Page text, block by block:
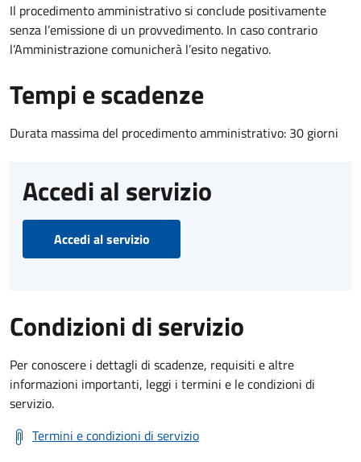
Il procedimento amministrativo si conclude positivamente
senza l’emissione di un provvedimento. In caso contrario
l’Amministrazione comunicherà l’esito negativo.
Tempi e scadenze
Durata massima del procedimento amministrativo: 30 giorni
Accedi al servizio
Accedi al servizio
Condizioni di servizio
Per conoscere i dettagli di scadenze, requisiti e altre
informazioni importanti, leggi i termini e le condizioni di
servizio.
Termini e condizioni di servizio